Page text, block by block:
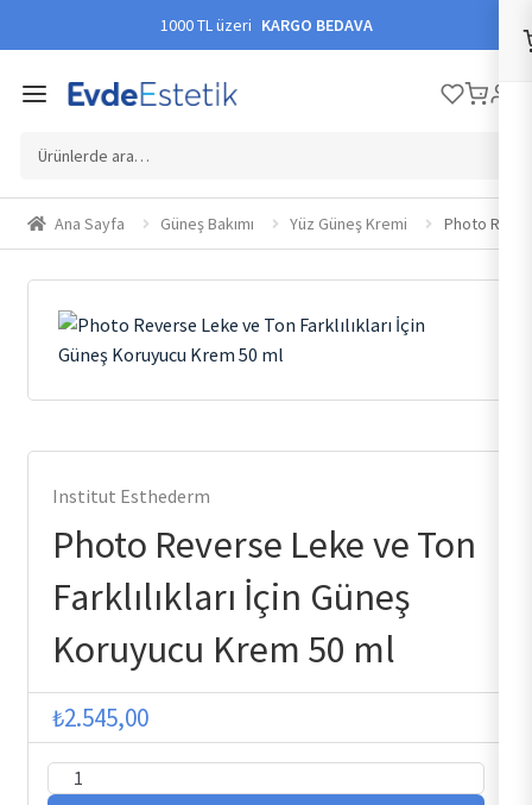
1000 TL üzeri KARGO BEDAVA
Ara:
Ana Sayfa Güneş Bakımı Yüz Güneş Kremi Photo
Institut Esthederm
Photo Reverse Leke ve Ton
Farklılıkları İçin Güneş
Koruyucu Krem 50 ml
₺2.545,00
Photo